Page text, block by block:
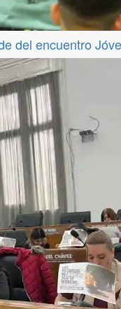
del encuentro